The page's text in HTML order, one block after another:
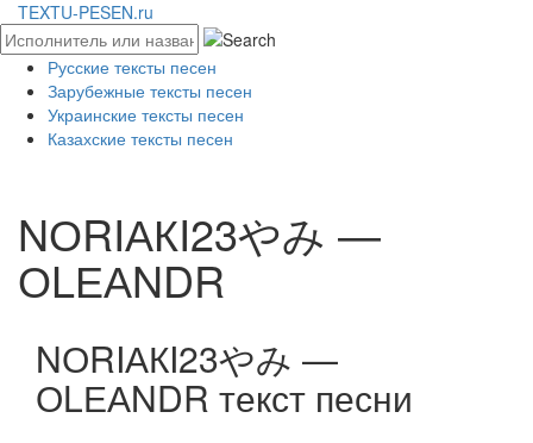
TEXTU-PESEN.ru
Русские тексты песен
Зарубежные тексты песен
Украинские тексты песен
Казахские тексты песен
NОRIАКI23やみ —
ОLЕАNDR
NОRIАКI23やみ —
ОLЕАNDR текст песни